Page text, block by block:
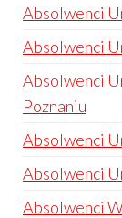
Absolwenci
Absolwenci
Absolwenci
Poznaniu
Absolwenci
Absolwenci
Absolwenci